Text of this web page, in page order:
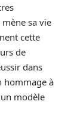
sa vie
cette
de
dans
hommage à
modèle